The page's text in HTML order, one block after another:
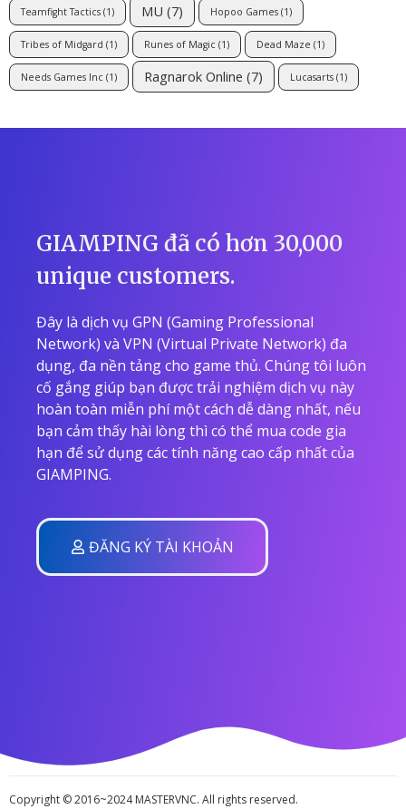
Teamfight Tactics (1) MU (7) Hopoo Games (1)
Tribes of Midgard (1) Runes of Magic (1) Dead Maze (1)
Needs Games Inc (1) Ragnarok Online (7) Lucasarts (1)
GIAMPING đã có hơn 30,000
unique customers.
Đây là dịch vụ GPN (Gaming Professional
Network) và VPN (Virtual Private Network) đa
dụng, đa nền tảng cho game thủ. Chúng tôi luôn
cố gắng giúp bạn được trải nghiệm dịch vụ này
hoàn toàn miễn phí một cách dễ dàng nhất, nếu
bạn cảm thấy hài lòng thì có thể mua code gia
hạn để sử dụng các tính năng cao cấp nhất của
GIAMPING.
ĐĂNG KÝ TÀI KHOẢN
Copyright © 2016~2024 MASTERVNC. All rights reserved.